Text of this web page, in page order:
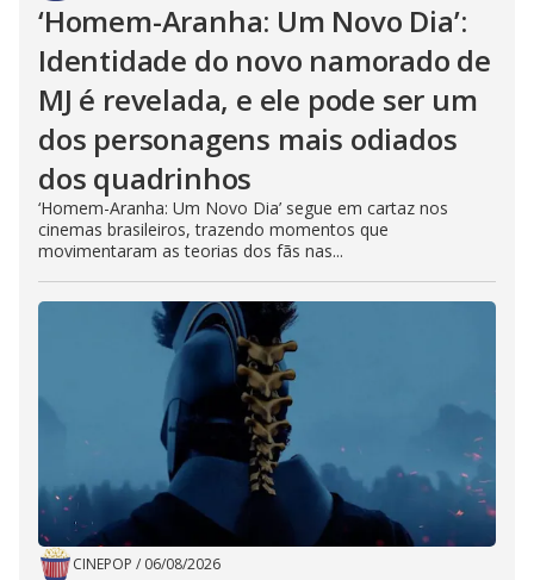
‘Homem-Aranha: Um Novo Dia’:
Identidade do novo namorado de
MJ é revelada, e ele pode ser um
dos personagens mais odiados
dos quadrinhos
‘Homem-Aranha: Um Novo Dia’ segue em cartaz nos
cinemas brasileiros, trazendo momentos que
movimentaram as teorias dos fãs nas...
CINEPOP / 06/08/2026